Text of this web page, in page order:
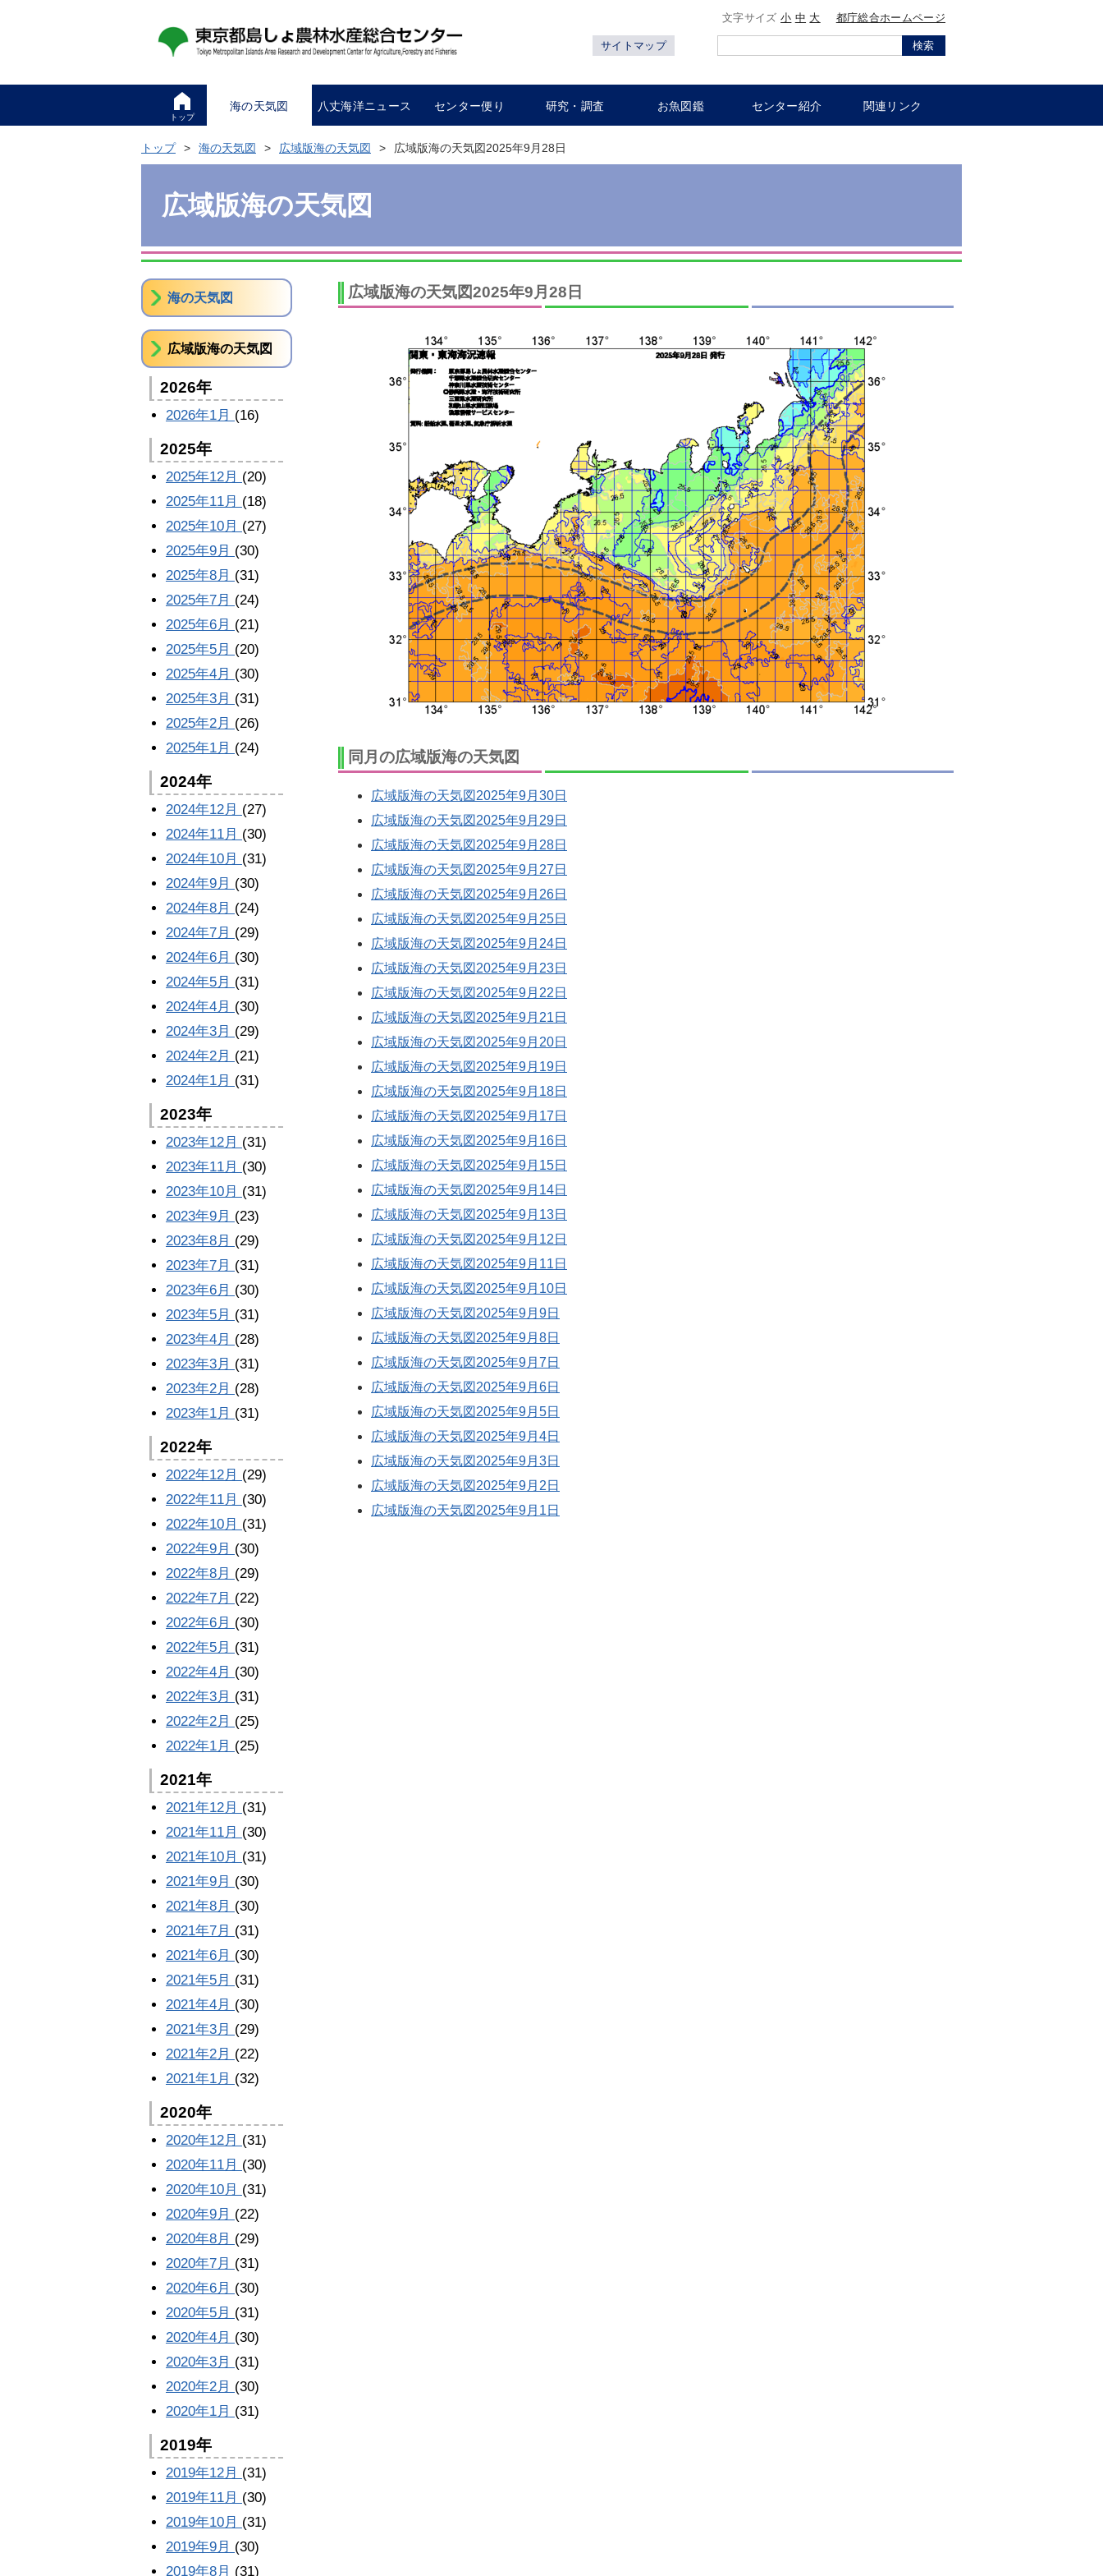
文字サイズ小 中 大 都庁総合ホームページ
サイトマップ 検索
トップ
海の天気図 八丈海洋ニュース センター便り 研究・調査 お魚図鑑 センター紹介 関連リンク
トップ 海の天気図 広域版海の天気図 広域版海の天気図2025年9月28日
広域版海の天気図
広域版海の天気図2025年9月28日
同月の広域版海の天気図
広域版海の天気図2025年9月30日
広域版海の天気図2025年9月29日
広域版海の天気図2025年9月28日
広域版海の天気図2025年9月27日
広域版海の天気図2025年9月26日
広域版海の天気図2025年9月25日
広域版海の天気図2025年9月24日
広域版海の天気図2025年9月23日
広域版海の天気図2025年9月22日
広域版海の天気図2025年9月21日
広域版海の天気図2025年9月20日
広域版海の天気図2025年9月19日
広域版海の天気図2025年9月18日
広域版海の天気図2025年9月17日
広域版海の天気図2025年9月16日
広域版海の天気図2025年9月15日
広域版海の天気図2025年9月14日
広域版海の天気図2025年9月13日
広域版海の天気図2025年9月12日
広域版海の天気図2025年9月11日
広域版海の天気図2025年9月10日
広域版海の天気図2025年9月9日
広域版海の天気図2025年9月8日
広域版海の天気図2025年9月7日
広域版海の天気図2025年9月6日
広域版海の天気図2025年9月5日
広域版海の天気図2025年9月4日
広域版海の天気図2025年9月3日
広域版海の天気図2025年9月2日
広域版海の天気図2025年9月1日
海の天気図
広域版海の天気図
2026年
2026年1月 (16)
2025年
2025年12月 (20)
2025年11月 (18)
2025年10月 (27)
2025年9月 (30)
2025年8月 (31)
2025年7月 (24)
2025年6月 (21)
2025年5月 (20)
2025年4月 (30)
2025年3月 (31)
2025年2月 (26)
2025年1月 (24)
2024年
2024年12月 (27)
2024年11月 (30)
2024年10月 (31)
2024年9月 (30)
2024年8月 (24)
2024年7月 (29)
2024年6月 (30)
2024年5月 (31)
2024年4月 (30)
2024年3月 (29)
2024年2月 (21)
2024年1月 (31)
2023年
2023年12月 (31)
2023年11月 (30)
2023年10月 (31)
2023年9月 (23)
2023年8月 (29)
2023年7月 (31)
2023年6月 (30)
2023年5月 (31)
2023年4月 (28)
2023年3月 (31)
2023年2月 (28)
2023年1月 (31)
2022年
2022年12月 (29)
2022年11月 (30)
2022年10月 (31)
2022年9月 (30)
2022年8月 (29)
2022年7月 (22)
2022年6月 (30)
2022年5月 (31)
2022年4月 (30)
2022年3月 (31)
2022年2月 (25)
2022年1月 (25)
2021年
2021年12月 (31)
2021年11月 (30)
2021年10月 (31)
2021年9月 (30)
2021年8月 (30)
2021年7月 (31)
2021年6月 (30)
2021年5月 (31)
2021年4月 (30)
2021年3月 (29)
2021年2月 (22)
2021年1月 (32)
2020年
2020年12月 (31)
2020年11月 (30)
2020年10月 (31)
2020年9月 (22)
2020年8月 (29)
2020年7月 (31)
2020年6月 (30)
2020年5月 (31)
2020年4月 (30)
2020年3月 (31)
2020年2月 (30)
2020年1月 (31)
2019年
2019年12月 (31)
2019年11月 (30)
2019年10月 (31)
2019年9月 (30)
2019年8月 (31)